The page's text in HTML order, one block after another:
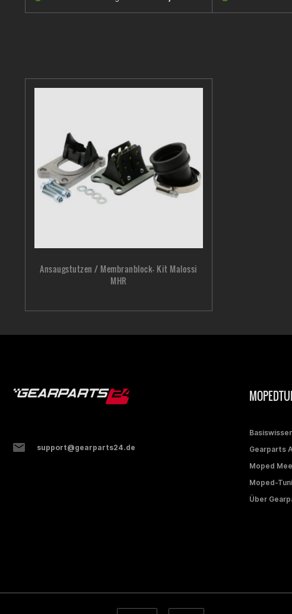
Ansaugstutzen / Membranblock- Kit Malossi
MHR
support@gearparts24.de
Gearparts
Moped
Moped-
Über